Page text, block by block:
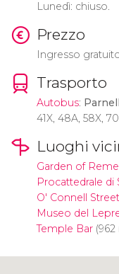
Lunedì: chiuso.
Prezzo
Ingresso
Trasporto
Autobus:
41X, 48A, 58X,
Luoghi
Garden of
Procattedrale di
O' Connell Street
Museo del
Temple Bar(962